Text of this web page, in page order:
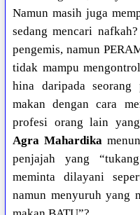
Namun masih juga
sedang mencari
pengemis, namun
tidak mampu
hina daripada
makan dengan cara
profesi orang lain
Agra Mahardika
penjajah yang
meminta dilayani
namun menyuruh yang